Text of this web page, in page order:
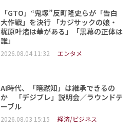
「GTO」“鬼塚”反町隆史らが「告白
大作戦」を決行 「カジサックの娘・
梶原叶渚は華がある」「黒幕の正体は
誰」
2026.08.04 11:32 エンタメ
AI時代、「暗黙知」は継承できるの
か 「デジブレ」説明会／ラウンドテ
ーブル
2026.08.03 15:15 経済/ビジネス